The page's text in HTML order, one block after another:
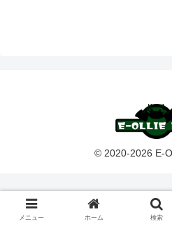
© 2020-2026 E-
メニュー ホーム 検索